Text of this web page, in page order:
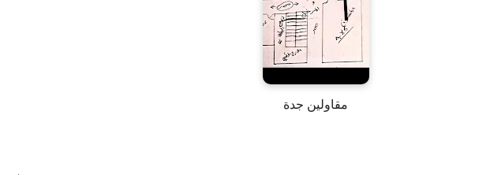
مقاولين جدة